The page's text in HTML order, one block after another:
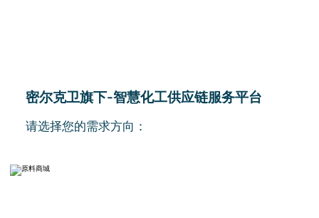
密尔克卫旗下-智慧化工供应链服务平台
请选择您的需求方向：